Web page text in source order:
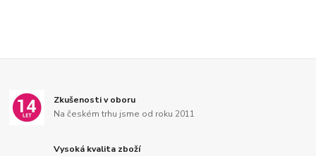
Zkušenosti v oboru
Na českém trhu jsme od roku 2011
Vysoká kvalita zboží